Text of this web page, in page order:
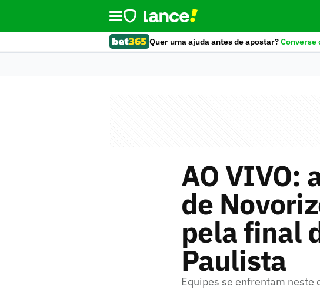
Quer uma ajuda antes de apostar?Converse
AO VIVO:
de
pela final
Paulista
Equipes se enfrentam neste